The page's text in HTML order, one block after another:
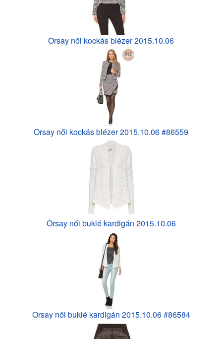
Orsay női kockás blézer 2015.10.06
Orsay női kockás blézer 2015.10.06 #86559
Orsay női buklé kardigán 2015.10.06
Orsay női buklé kardigán 2015.10.06 #86584